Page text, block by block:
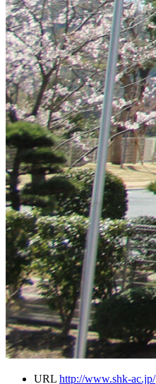
URL http://www.shk-ac.jp/